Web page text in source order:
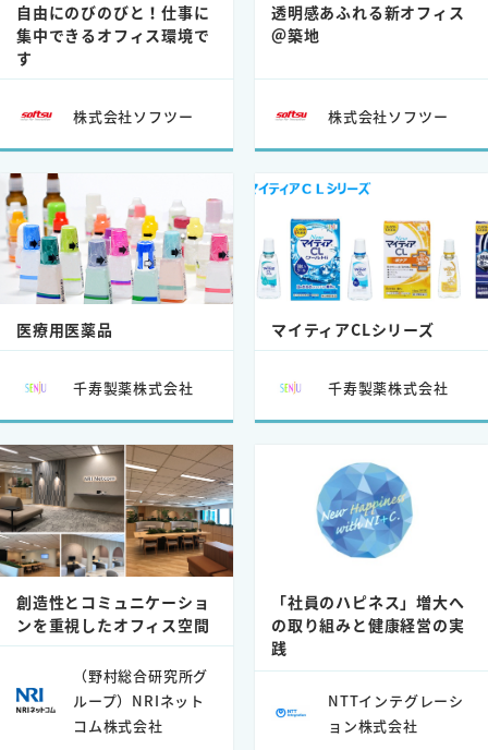
自由にのびのびと！仕事に
集中できるオフィス環境で
す
株式会社ソフツー
透明感あふれる新オフィス
＠築地
株式会社ソフツー
医療用医薬品
千寿製薬株式会社
マイティアCLシリーズ
千寿製薬株式会社
創造性とコミュニケーショ
ンを重視したオフィス空間
（野村総合研究所グ
ループ）NRIネット
コム株式会社
「社員のハピネス」増大へ
の取り組みと健康経営の実
践
NTTインテグレーシ
ョン株式会社